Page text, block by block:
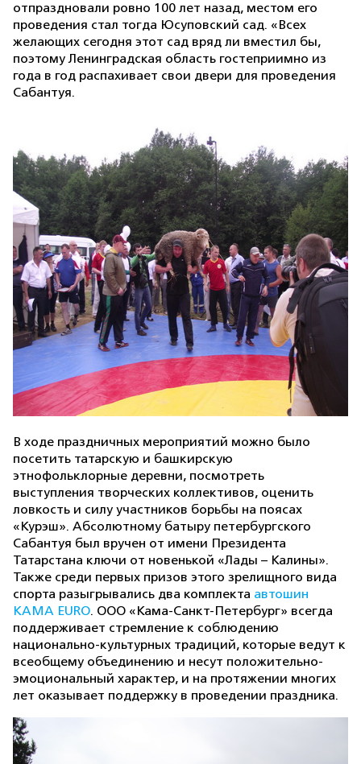
отпраздновали ровно 100 лет назад, местом его
проведения стал тогда Юсуповский сад. «Всех
желающих сегодня этот сад вряд ли вместил бы,
поэтому Ленинградская область гостеприимно из
года в год распахивает свои двери для проведения
Сабантуя.
В ходе праздничных мероприятий можно было
посетить татарскую и башкирскую
этнофольклорные деревни, посмотреть
выступления творческих коллективов, оценить
ловкость и силу участников борьбы на поясах
«Курэш». Абсолютному батыру петербургского
Сабантуя был вручен от имени Президента
Татарстана ключи от новенькой «Лады – Калины».
Также среди первых призов этого зрелищного вида
спорта разыгрывались два комплекта автошин
КАМА EURO. ООО «Кама-Санкт-Петербург» всегда
поддерживает стремление к соблюдению
национально-культурных традиций, которые ведут к
всеобщему объединению и несут положительно-
эмоциональный характер, и на протяжении многих
лет оказывает поддержку в проведении праздника.